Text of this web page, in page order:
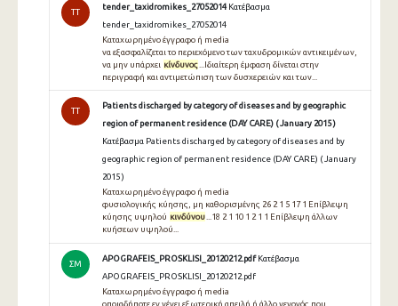
TT
tender_taxidromikes_27052014 Κατέβασμα
tender_taxidromikes_27052014
Καταχωρημένο έγγραφο ή media
να εξασφαλίζεται το περιεχόμενο των ταχυδρομικών αντικειμένων,
να μην υπάρχει κίνδυνος ...Ιδιαίτερη έμφαση δίνεται στην
περιγραφή και αντιμετώπιση των δυσχερειών και των...
TT
Patients discharged by category of diseases and by geographic
region of permanent residence (DAY CARE) ( January 2015 )
Κατέβασμα Patients discharged by category of diseases and by
geographic region of permanent residence (DAY CARE) ( January
2015 )
Καταχωρημένο έγγραφο ή media
φυσιολογικής κύησης, μη καθορισμένης 26 2 1 5 17 1 Επίβλεψη
κύησης υψηλού κινδύνου...18 2 1 10 1 2 1 1 Επίβλεψη άλλων
κυήσεων υψηλού...
ΣΜ
APOGRAFEIS_PROSKLISI_20120212.pdf Κατέβασμα
APOGRAFEIS_PROSKLISI_20120212.pdf
Καταχωρημένο έγγραφο ή media
οποιαδήποτε εν γένει εξωτερική απειλή ή άλλο γεγονός που